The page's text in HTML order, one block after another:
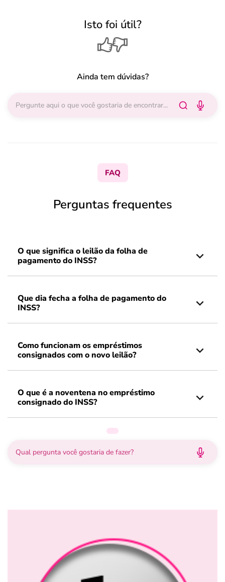
Isto foi útil?
Ainda tem dúvidas?
FAQ
Perguntas frequentes
O que significa o leilão da folha de
pagamento do INSS?
Que dia fecha a folha de pagamento do
INSS?
Como funcionam os empréstimos
consignados com o novo leilão?
O que é a noventena no empréstimo
consignado do INSS?